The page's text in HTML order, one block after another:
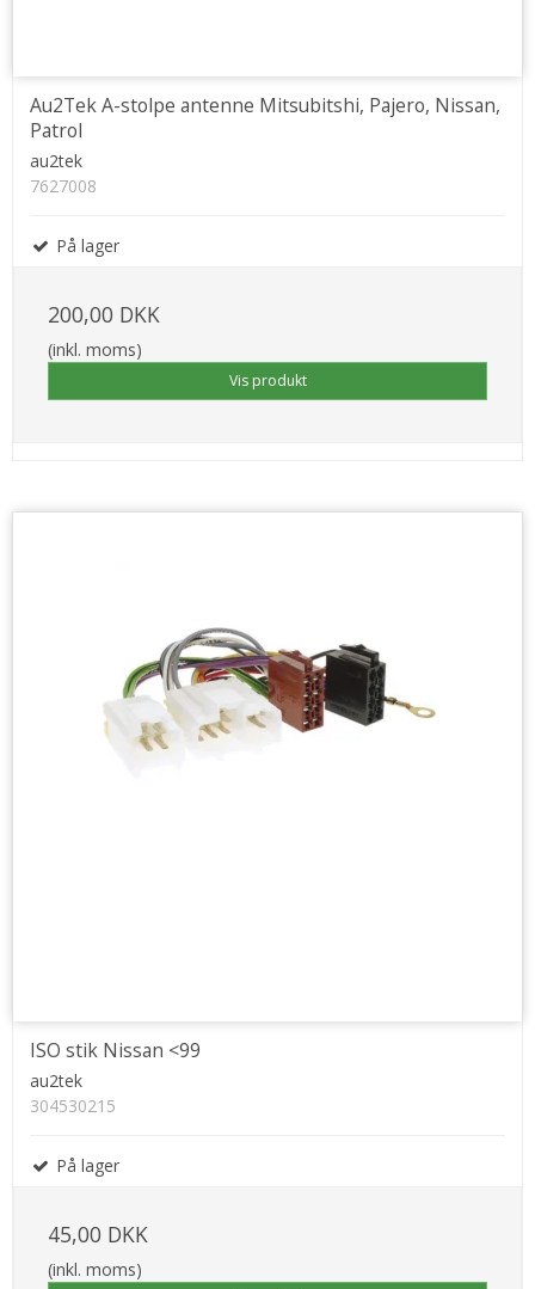
Au2Tek A-stolpe antenne Mitsubitshi, Pajero, Nissan,
Patrol
au2tek
7627008
På lager
200,00 DKK
(inkl. moms)
Vis produkt
ISO stik Nissan <99
au2tek
304530215
På lager
45,00 DKK
(inkl. moms)